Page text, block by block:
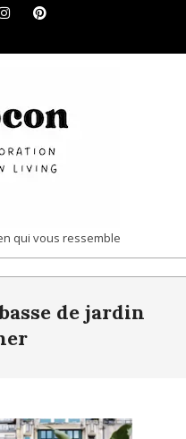
qui vous ressemble
de jardin